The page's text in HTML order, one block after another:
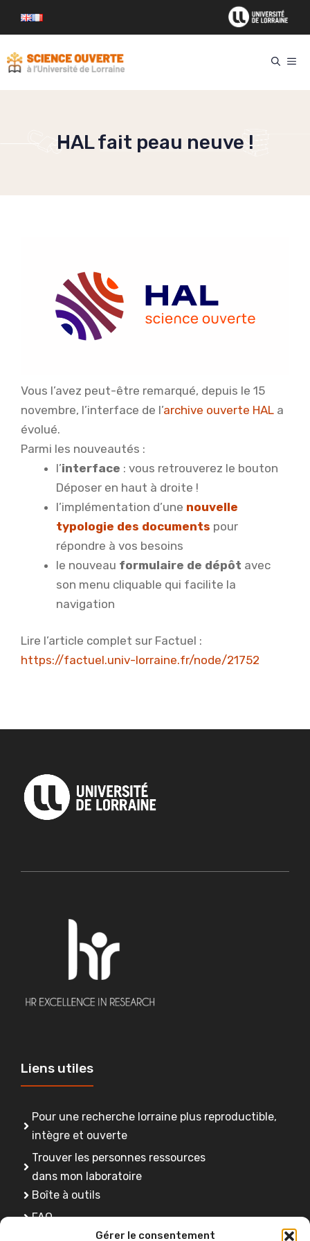
Gérer le consentement
HAL fait peau neuve !
Vous l’avez peut-être remarqué, depuis le 15
novembre, l’interface de l’archive ouverte HAL a
évolué.
Parmi les nouveautés :
l’interface : vous retrouverez le bouton
Déposer en haut à droite !
l’implémentation d’une nouvelle
typologie des documents pour
répondre à vos besoins
le nouveau formulaire de dépôt avec
son menu cliquable qui facilite la
navigation
Lire l’article complet sur Factuel :
https://factuel.univ-lorraine.fr/node/21752
Liens utiles
Pour une recherche lorraine plus reproductible,
intègre et ouverte
Trouver les personnes ressources
dans mon laboratoire
Boîte à outils
FAQ